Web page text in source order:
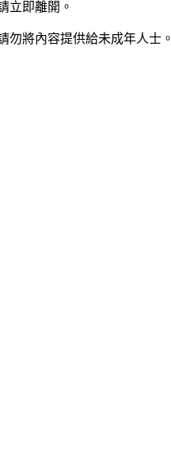
立即離開。
勿將內容提供給未成年人士。